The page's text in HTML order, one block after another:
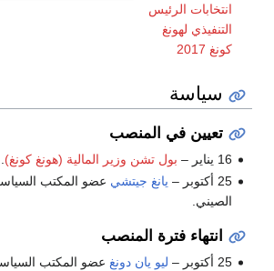
انتخابات الرئيس
التنفيذي لهونغ
كونغ 2017
سياسة
تعيين في المنصب
16 يناير – بول تشن وزير المالية (هونغ كونغ)
25 أكتوبر –
يانغ جيتشي عضو المكتب
الصيني.
انتهاء فترة المنصب
25 أكتوبر – ليو يان دونغ عضو المكتب